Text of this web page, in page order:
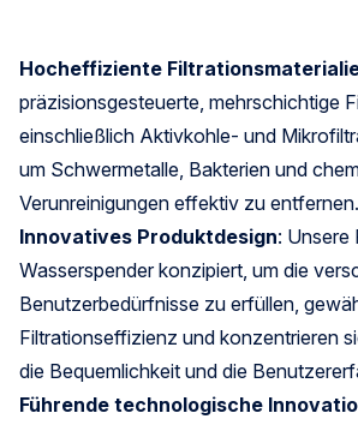
Hocheffiziente
präzisionsgesteuerte, mehrschichtige
einschließlich Aktivkohle- und
um Schwermetalle, Bakterien und
Verunreinigungen effektiv zu entfernen.
Innovatives Produktdesign: Unsere
Wasserspender konzipiert, um die
Benutzerbedürfnisse zu erfüllen,
Filtrationseffizienz und konzentrieren
die Bequemlichkeit und die
Führende technologische